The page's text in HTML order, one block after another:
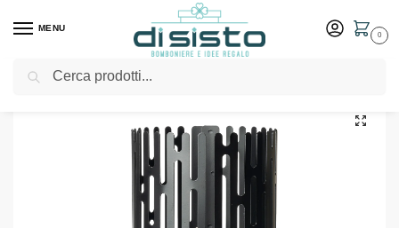
MENU
0
Home Shop Arredo casa